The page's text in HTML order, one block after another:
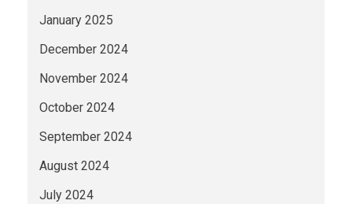
January 2025
December 2024
November 2024
October 2024
September 2024
August 2024
July 2024